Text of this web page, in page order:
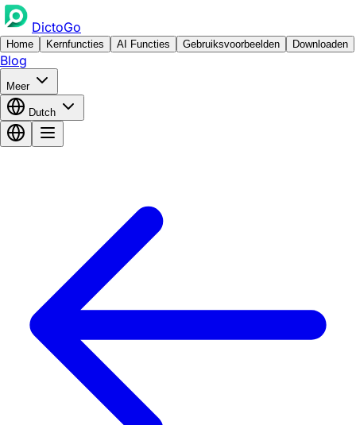
DictoGo
Home Kernfuncties AI Functies Gebruiksvoorbeelden Downloaden
Blog
Meer
Dutch